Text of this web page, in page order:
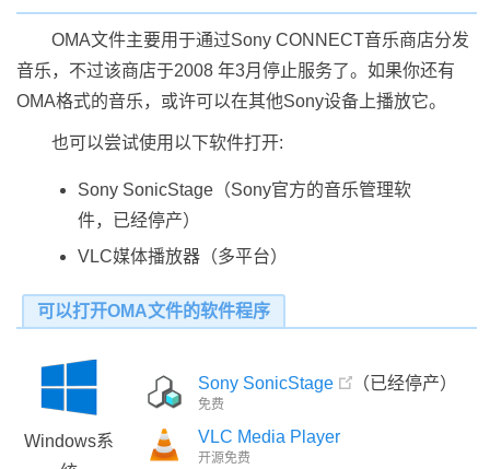
OMA文件主要用于通过Sony CONNECT音乐商店分发
音乐，不过该商店于2008 年3月停止服务了。如果你还有
OMA格式的音乐，或许可以在其他Sony设备上播放它。
也可以尝试使用以下软件打开:
Sony SonicStage（Sony官方的音乐管理软
件，已经停产）
VLC媒体播放器（多平台）
可以打开OMA文件的软件程序
Windows系
Sony SonicStage （已经停产）
免费
VLC Media Player
开源免费